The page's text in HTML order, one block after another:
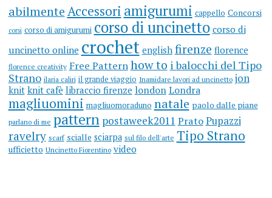
abilmenteAccessori amigurumi cappello Concorsi
corsi corso di amigurumi corso di uncinetto corso di
uncinetto online crochet english firenze florence
florence creativity Free Pattern how to i balocchi del Tipo
Strano ilaria caliri il grande viaggio Inamidare lavori ad uncinetto jon
knit knit cafè libraccio firenze london Londra
magliuomini magliuomoraduno natale paolo dalle piane
parlano di me pattern postaweek2011 Prato Pupazzi
ravelry scarf scialle sciarpa sul filo dell'arte Tipo Strano
ufficietto Uncinetto Fiorentino video